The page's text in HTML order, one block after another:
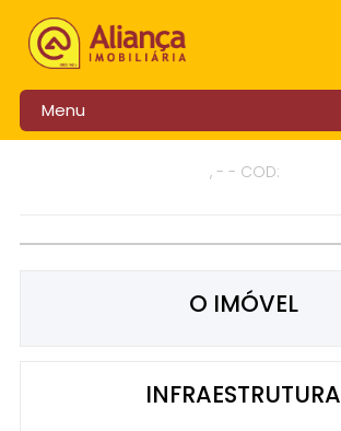
Menu
, - - COD:
O IMÓVEL
INFRAESTRUTURA